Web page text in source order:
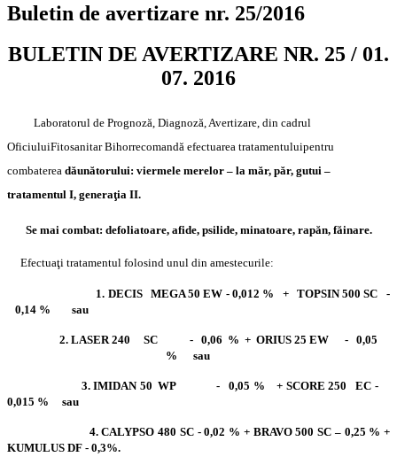
Buletin de avertizare nr. 25/2016
BULETIN DE AVERTIZARE NR. 25 / 01.
07. 2016
Laboratorul de Prognoză, Diagnoză, Avertizare, din cadrul
OficiuluiFitosanitar Bihorrecomandă efectuarea tratamentuluipentru
combaterea dăunătorului: viermele merelor – la măr, păr, gutui –
tratamentul I, generaţia II.
Se mai combat: defoliatoare, afide, psilide, minatoare, rapăn, făinare.
Efectuaţi tratamentul folosind unul din amestecurile:
1. DECIS MEGA 50 EW - 0,012 % + TOPSIN 500 SC -
0,14 % sau
2. LASER 240 SC - 0,06 % + ORIUS 25 EW - 0,05
% sau
IMIDAN 50 WP - 0,05 % + SCORE 250 EC -
0,015 % sau
CALYPSO 480 SC - 0,02 % + BRAVO 500 SC – 0,25 % +
KUMULUS DF - 0,3%.